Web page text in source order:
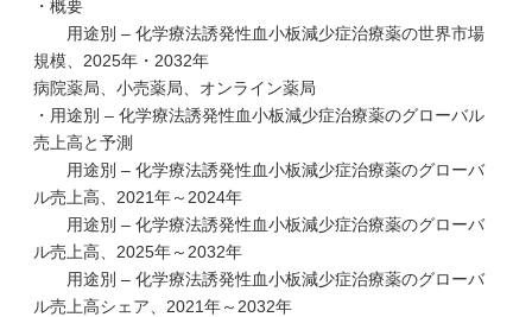
・概要
用途別 – 化学療法誘発性血小板減少症治療薬の世界市場
規模、2025年・2032年
病院薬局、小売薬局、オンライン薬局
・用途別 – 化学療法誘発性血小板減少症治療薬のグローバル
売上高と予測
用途別 – 化学療法誘発性血小板減少症治療薬のグローバ
ル売上高、2021年～2024年
用途別 – 化学療法誘発性血小板減少症治療薬のグローバ
ル売上高、2025年～2032年
用途別 – 化学療法誘発性血小板減少症治療薬のグローバ
ル売上高シェア、2021年～2032年